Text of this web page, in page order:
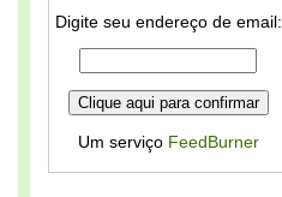
Digite seu endereço de email:
Um serviço FeedBurner